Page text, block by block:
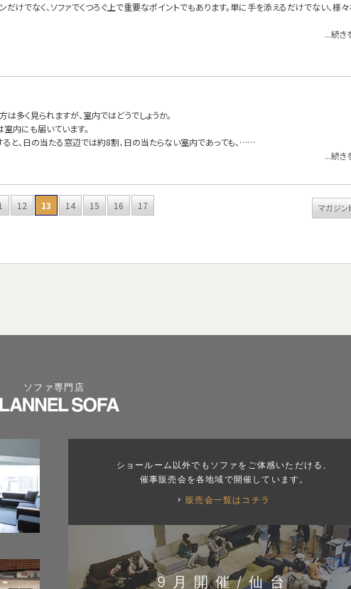
だけでなく、ソファでくつろぐ上で重要なポイントでもあります。単に手を添えるだけでない、様
...続き
多く見られますが、室内ではどうでしょうか。
内にも届いています。
、日の当たる窓辺では約8割、日の当たらない室内であっても、……
...続き
12 13 14 15 16
17
マガジン
ソファ専門店
ショールーム以外でもソファをご体感いただける、
催事販売会を各地域で開催しています。
販売会一覧はコチラ
9月開催/仙台